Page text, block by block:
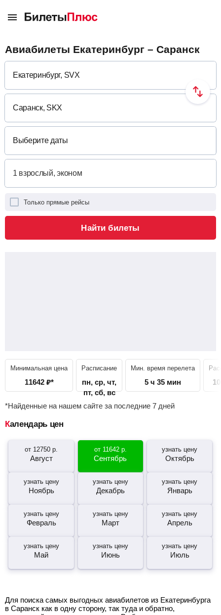
Авиабилеты Екатеринбург – Саранск
Выберите даты
Только прямые рейсы
Найти билеты
Минимальная цена
11642 ₽*
Расписание
пн, ср, чт,
пт, сб, вс
Мин. время перелета
5 ч 35 мин
*Найденные на нашем сайте за последние 7 дней
Календарь цен
от 12750 р.
Август
от 11642р.
Сентябрь
узнать цену
Октябрь
узнать цену
Ноябрь
узнать цену
Декабрь
узнать цену
Январь
узнать цену
Февраль
узнать цену
Март
узнать цену
Апрель
узнать цену
Май
узнать цену
Июнь
узнать цену
Июль
Для поиска самых выгодных авиабилетов из Екатеринбурга
в Саранск как в одну сторону, так туда и обратно,